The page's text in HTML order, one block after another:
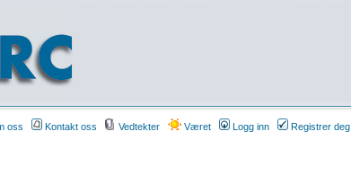
oss Kontakt oss Vedtekter Været Logg inn Registrer deg